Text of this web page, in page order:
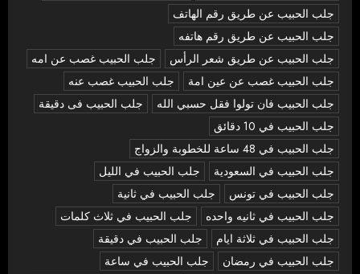
جلب الحبيب عن طريق رقم الهاتف
جلب الحبيب عن طريق رقم هاتفه
جلب الحبيب عن طريق شعر الرأس
جلب الحبيب غصب عن امه
جلب الحبيب غصب عن عين امة
جلب الحبيب غصب عنه
جلب الحبيب فان تولوا فقل حسبي الله
جلب الحبيب فى دقيقة
جلب الحبيب في 10 دقائق
جلب الحبيب في 48 ساعة للخطوبة والزواج
جلب الحبيب في السعودية
جلب الحبيب في الليل
جلب الحبيب في تونس
جلب الحبيب في ثانية
جلب الحبيب في ثانيه واحده
جلب الحبيب في ثلاث كلمات
جلب الحبيب في ثلاثة ايام
جلب الحبيب في دقيقة
جلب الحبيب في رمضان
جلب الحبيب في ساعة